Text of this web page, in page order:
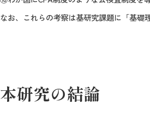
なお、これらの考察は基研究課題に「基礎
本研究の結論